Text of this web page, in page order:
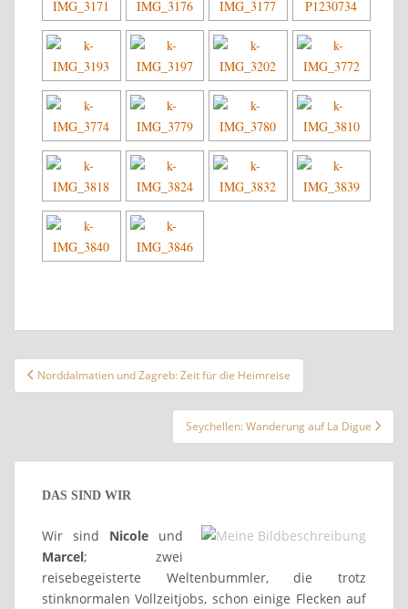
Beitragsnavigation
Norddalmatien und Zagreb: Zeit für die Heimreise
Seychellen: Wanderung auf La Digue
DAS SIND WIR
Wir sind Nicole und
Marcel; zwei
reisebegeisterte Weltenbummler, die trotz
stinknormalen Vollzeitjobs, schon einige Flecken auf